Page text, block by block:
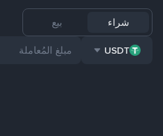
شراء بيع
USDT